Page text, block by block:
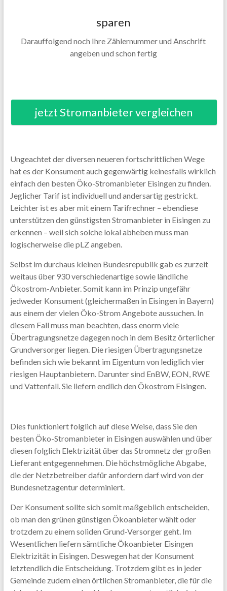
sparen
Darauffolgend noch Ihre Zählernummer und Anschrift
angeben und schon fertig
jetzt Stromanbieter vergleichen
Ungeachtet der diversen neueren fortschrittlichen Wege
hat es der Konsument auch gegenwärtig keinesfalls wirklich
einfach den besten Öko-Stromanbieter Eisingen zu finden.
Jeglicher Tarif ist individuell und andersartig gestrickt.
Leichter ist es aber mit einem Tarifrechner – ebendiese
unterstützen den günstigsten Stromanbieter in Eisingen zu
erkennen – weil sich solche lokal abheben muss man
logischerweise die pLZ angeben.
Selbst im durchaus kleinen Bundesrepublik gab es zurzeit
weitaus über 930 verschiedenartige sowie ländliche
Ökostrom-Anbieter. Somit kann im Prinzip ungefähr
jedweder Konsument (gleichermaßen in Eisingen in Bayern)
aus einem der vielen Öko-Strom Angebote aussuchen. In
diesem Fall muss man beachten, dass enorm viele
Übertragungsnetze dagegen noch in dem Besitz örterlicher
Grundversorger liegen. Die riesigen Übertragungsnetze
befinden sich wie bekannt im Eigentum von lediglich vier
riesigen Hauptanbietern. Darunter sind EnBW, EON, RWE
und Vattenfall. Sie liefern endlich den Ökostrom Eisingen.
Dies funktioniert folglich auf diese Weise, dass Sie den
besten Öko-Stromanbieter in Eisingen auswählen und über
diesen folglich Elektrizität über das Stromnetz der großen
Lieferant entgegennehmen. Die höchstmögliche Abgabe,
die der Netzbetreiber dafür anfordern darf wird von der
Bundesnetzagentur determiniert.
Der Konsument sollte sich somit maßgeblich entscheiden,
ob man den grünen günstigen Ökoanbieter wählt oder
trotzdem zu einem soliden Grund-Versorger geht. Im
Wesentlichen liefern sämtliche Ökoanbieter Eisingen
Elektrizität in Eisingen. Deswegen hat der Konsument
letztendlich die Entscheidung. Trotzdem gibt es in jeder
Gemeinde zudem einen örtlichen Stromanbieter, die für die